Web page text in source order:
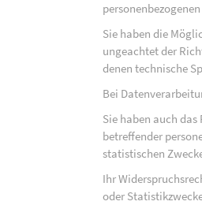
Sie haben die
ungeachtet der
denen technische
Bei
Sie haben auch
betreffender
statistischen
Ihr
oder